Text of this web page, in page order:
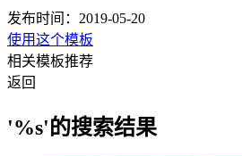
发布时间：2019-05-20
使用这个模板
相关模板推荐
返回
'%s'的搜索结果